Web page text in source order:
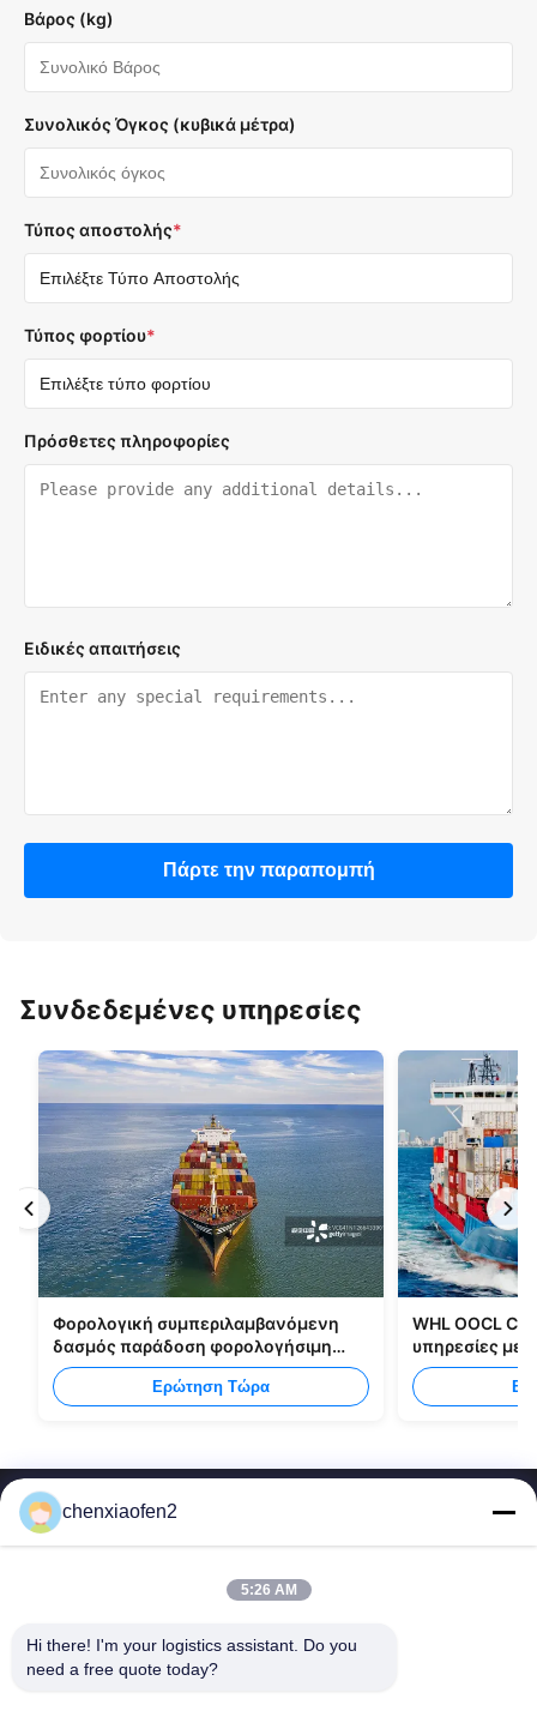
Βάρος (kg)
Συνολικός Όγκος (κυβικά μέτρα)
Τύπος αποστολής*
Τύπος φορτίου*
Πρόσθετες πληροφορίες
Ειδικές απαιτήσεις
Πάρτε την παραπομπή
Συνδεδεμένες υπηρεσίες
Φορολογική συμπεριλαμβανόμενη
δασμός παράδοση φορολογήσιμη
στέλνοντας όλους τους τύπους
συσκευασιώνΕρώτηση Τώρα
WHL OOCL
υπηρεσίες
από την Κίνα
Γρήγοροι
Επικοινωνήστε μαζί μας
chenxiaofen2
5:26 AM
Hi there! I'm your logistics assistant. Do you
need a free quote today?